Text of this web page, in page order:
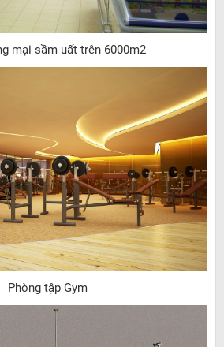
mại sầm uất trên 6000m2
Phòng tập Gym